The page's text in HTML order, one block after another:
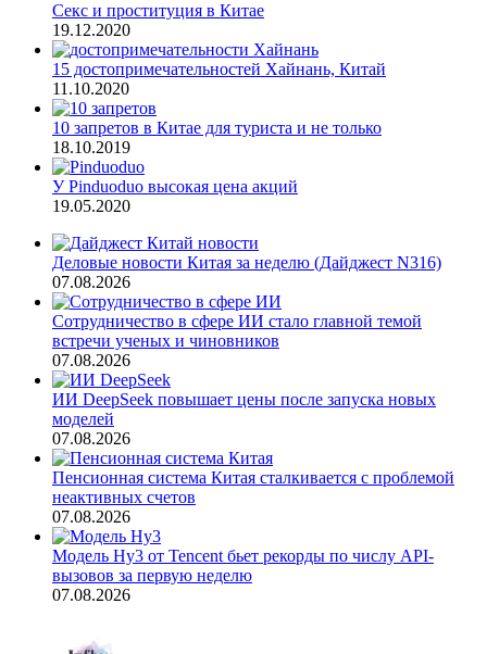
Секс и проституция в Китае
19.12.2020
15 достопримечательностей Хайнань, Китай
11.10.2020
10 запретов в Китае для туриста и не только
18.10.2019
У Pinduoduo высокая цена акций
19.05.2020
Деловые новости Китая за неделю (Дайджест N316)
07.08.2026
Сотрудничество в сфере ИИ стало главной темой
встречи ученых и чиновников
07.08.2026
ИИ DeepSeek повышает цены после запуска новых
моделей
07.08.2026
Пенсионная система Китая сталкивается с проблемой
неактивных счетов
07.08.2026
Модель Hy3 от Tencent бьет рекорды по числу API-
вызовов за первую неделю
07.08.2026